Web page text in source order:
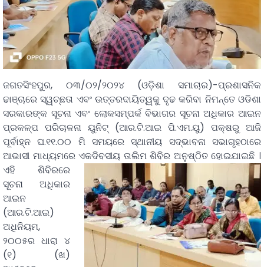
ଜଗତସିଂହପୁର, ୦୩/୦୨/୨୦୨୪ (ଓଡ଼ିଶା ସମାଚାର)-ପ୍ରଶାସନିକ
ଢାଞ୍ଚାରେ ସ୍ୱଚ୍ଛତା ଏବଂ ଉତ୍ତରଦାୟିତ୍ୱକୁ ଦୃଢ କରିବା ନିମନ୍ତେ ଓଡିଶା
ସରକାରଙ୍କ ସୂଚନା ଏବଂ ଲୋକସମ୍ପର୍କ ବିଭାଗର ସୂଚନା ଅଧିକାର ଆଇନ
ପ୍ରକଳ୍ପ ପରିଚାଳନା ୟୁନିଟ୍ (ଆର.ଟି.ଆଇ ପି.ଏମ.ୟୁ) ପକ୍ଷରୁ ଆଜି
ପୂର୍ବାହ୍ନ ଘ.୧୧.୦୦ ମି ସମୟରେ ସ୍ଥାନୀୟ ସଦ୍ଭାବନା ସଭାଗୃହଠାରେ
ଆଭାସୀ ମାଧ୍ୟମରେ ଏକଦିବସୀୟ ତାଲିମ ଶିବିର ଅନୁଷ୍ଠିତ ହୋଇଯାଇଛି ।
ଏହି ଶିବିରରେ
ସୂଚନା ଅଧିକାର
ଆଇନ
(ଆର.ଟି.ଆଇ)
ଅଧିନିୟମ,
୨୦୦୫ର ଧାରା ୪
(୧) (ଖ)